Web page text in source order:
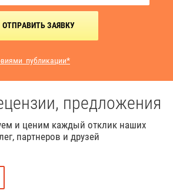
ОТПРАВИТЬ ЗАЯВКУ
публикации*
и ценим каждый отклик наших
партнеров и друзей
предложения